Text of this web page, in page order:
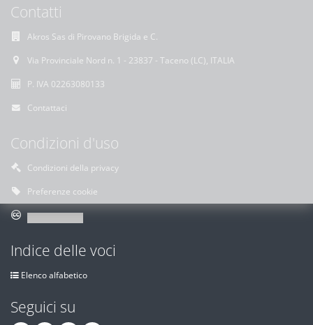
Contatti
Akros Sas di Pirovano Brigida e C.
Via Provinciale Nord n. 1 - 23837 - Taceno (LC), ITALIA
P. IVA 02263080133
Contattaci
Condizioni d'uso
Condizioni della privacy
Preferenze cookie
Indice delle voci
Elenco alfabetico
Seguici su